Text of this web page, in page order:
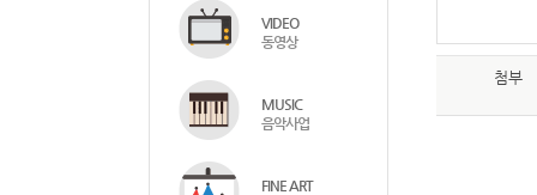
VIDEO
동영상
MUSIC
음악사업
FINE ART
첨부